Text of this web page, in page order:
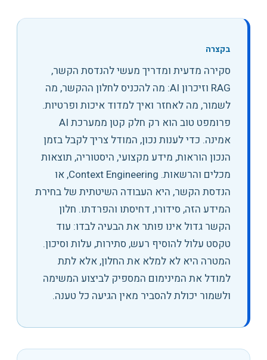
בקצרה
סקירה מדעית ומדריך מעשי להנדסת הקשר,
RAG וזיכרון AI: מה להכניס לחלון ההקשר, מה
לשמור, מה לאחזר ואיך למדוד איכות ופרטיות.
פרומפט טוב הוא רק חלק קטן ממערכת AI
אמינה. כדי לענות נכון, המודל צריך לקבל בזמן
הנכון הוראות, מידע מקצועי, היסטוריה, תוצאות
מכלים והרשאות. Context Engineering, או
הנדסת הקשר, היא העבודה השיטתית של בחירת
המידע הזה, סידורו, דחיסתו והפרדתו. חלון
הקשר גדול אינו פותר את הבעיה לבדו: עוד
טקסט עלול להוסיף רעש, סתירות, עלות וסיכון.
המטרה היא לא למלא את החלון, אלא לתת
למודל את המינימום המספיק לביצוע המשימה
ולשמור יכולת להסביר מאין הגיעה כל טענה.